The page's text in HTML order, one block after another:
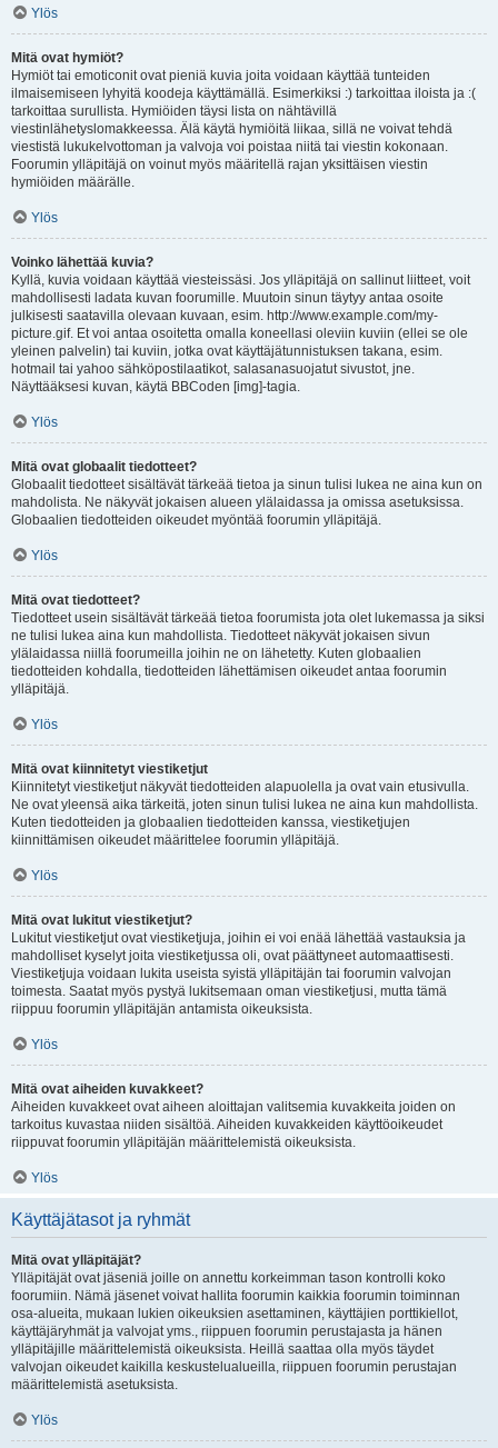
Ylös
Mitä ovat hymiöt?
Hymiöt tai emoticonit ovat pieniä kuvia joita voidaan käyttää tunteiden
ilmaisemiseen lyhyitä koodeja käyttämällä. Esimerkiksi :) tarkoittaa iloista ja :(
tarkoittaa surullista. Hymiöiden täysi lista on nähtävillä
viestinlähetyslomakkeessa. Älä käytä hymiöitä liikaa, sillä ne voivat tehdä
viestistä lukukelvottoman ja valvoja voi poistaa niitä tai viestin kokonaan.
Foorumin ylläpitäjä on voinut myös määritellä rajan yksittäisen viestin
hymiöiden määrälle.
Ylös
Voinko lähettää kuvia?
Kyllä, kuvia voidaan käyttää viesteissäsi. Jos ylläpitäjä on sallinut liitteet, voit
mahdollisesti ladata kuvan foorumille. Muutoin sinun täytyy antaa osoite
julkisesti saatavilla olevaan kuvaan, esim. http://www.example.com/my-
picture.gif. Et voi antaa osoitetta omalla koneellasi oleviin kuviin (ellei se ole
yleinen palvelin) tai kuviin, jotka ovat käyttäjätunnistuksen takana, esim.
hotmail tai yahoo sähköpostilaatikot, salasanasuojatut sivustot, jne.
Näyttääksesi kuvan, käytä BBCoden [img]-tagia.
Ylös
Mitä ovat globaalit tiedotteet?
Globaalit tiedotteet sisältävät tärkeää tietoa ja sinun tulisi lukea ne aina kun on
mahdolista. Ne näkyvät jokaisen alueen ylälaidassa ja omissa asetuksissa.
Globaalien tiedotteiden oikeudet myöntää foorumin ylläpitäjä.
Ylös
Mitä ovat tiedotteet?
Tiedotteet usein sisältävät tärkeää tietoa foorumista jota olet lukemassa ja siksi
ne tulisi lukea aina kun mahdollista. Tiedotteet näkyvät jokaisen sivun
ylälaidassa niillä foorumeilla joihin ne on lähetetty. Kuten globaalien
tiedotteiden kohdalla, tiedotteiden lähettämisen oikeudet antaa foorumin
ylläpitäjä.
Ylös
Mitä ovat kiinnitetyt viestiketjut
Kiinnitetyt viestiketjut näkyvät tiedotteiden alapuolella ja ovat vain etusivulla.
Ne ovat yleensä aika tärkeitä, joten sinun tulisi lukea ne aina kun mahdollista.
Kuten tiedotteiden ja globaalien tiedotteiden kanssa, viestiketjujen
kiinnittämisen oikeudet määrittelee foorumin ylläpitäjä.
Ylös
Mitä ovat lukitut viestiketjut?
Lukitut viestiketjut ovat viestiketjuja, joihin ei voi enää lähettää vastauksia ja
mahdolliset kyselyt joita viestiketjussa oli, ovat päättyneet automaattisesti.
Viestiketjuja voidaan lukita useista syistä ylläpitäjän tai foorumin valvojan
toimesta. Saatat myös pystyä lukitsemaan oman viestiketjusi, mutta tämä
riippuu foorumin ylläpitäjän antamista oikeuksista.
Ylös
Mitä ovat aiheiden kuvakkeet?
Aiheiden kuvakkeet ovat aiheen aloittajan valitsemia kuvakkeita joiden on
tarkoitus kuvastaa niiden sisältöä. Aiheiden kuvakkeiden käyttöoikeudet
riippuvat foorumin ylläpitäjän määrittelemistä oikeuksista.
Ylös
Käyttäjätasot ja ryhmät
Mitä ovat ylläpitäjät?
Ylläpitäjät ovat jäseniä joille on annettu korkeimman tason kontrolli koko
foorumiin. Nämä jäsenet voivat hallita foorumin kaikkia foorumin toiminnan
osa-alueita, mukaan lukien oikeuksien asettaminen, käyttäjien porttikiellot,
käyttäjäryhmät ja valvojat yms., riippuen foorumin perustajasta ja hänen
ylläpitäjille määrittelemistä oikeuksista. Heillä saattaa olla myös täydet
valvojan oikeudet kaikilla keskustelualueilla, riippuen foorumin perustajan
määrittelemistä asetuksista.
Ylös